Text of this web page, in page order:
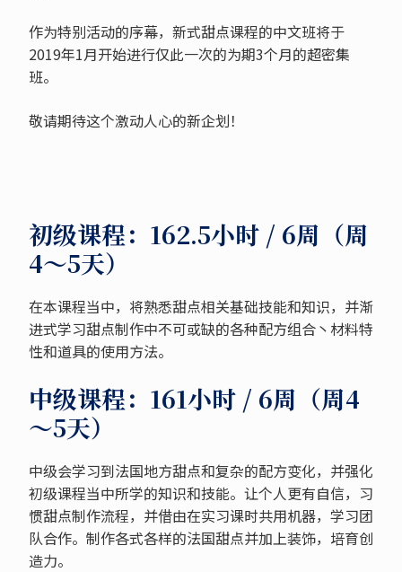
作为特别活动的序幕，新式甜点课程的中文班将于
2019年1月开始进行仅此一次的为期3个月的超密集
班。
敬请期待这个激动人心的新企划！
初级课程：162.5小时 / 6周（周
4～5天）
在本课程当中，将熟悉甜点相关基础技能和知识，并渐
进式学习甜点制作中不可或缺的各种配方组合丶材料特
性和道具的使用方法。
中级课程：161小时 / 6周（周4
～5天）
中级会学习到法国地方甜点和复杂的配方变化，并强化
初级课程当中所学的知识和技能。让个人更有自信，习
惯甜点制作流程，并借由在实习课时共用机器，学习团
队合作。制作各式各样的法国甜点并加上装饰，培育创
造力。